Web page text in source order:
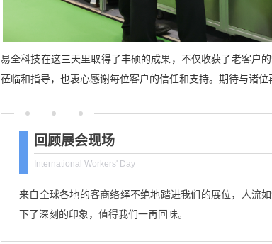
易全科技在这三天里取得了丰硕的成果，不仅收获了老客户
莅临和指导，也衷心感谢每位客户的信任和支持。期待与诸位
回顾展会现场
International Workers' Day
来自全球各地的客商络绎不绝地踏进我们的展位，人流
下了深刻的印象，值得我们一再回味。